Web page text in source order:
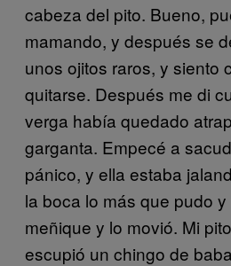
cabeza del pito. Bueno,
mamando, y después se
unos ojitos raros, y siento
quitarse. Después me di
verga había quedado
garganta. Empecé a
pánico, y ella estaba
la boca lo más que pudo
meñique y lo movió. Mi
escupió un chingo de